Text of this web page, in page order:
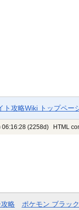
ト攻略Wiki トップペー
06:16:28 (2258d) HTML
略 ポケモン ブラッ